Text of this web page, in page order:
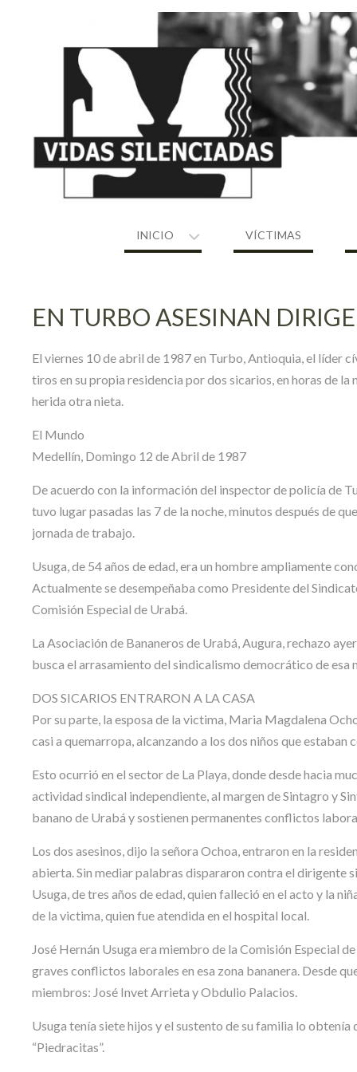
INICIO VÍCTIMAS
EN TURBO ASESINAN
El viernes 10 de abril de 1987 en Turbo, Antioquia, el líder
tiros en su propia residencia por dos sicarios, en horas de
herida otra nieta.
El Mundo
Medellín, Domingo 12 de Abril de 1987
De acuerdo con la información del inspector de policía de
tuvo lugar pasadas las 7 de la noche, minutos después de
jornada de trabajo.
Usuga, de 54 años de edad, era un hombre ampliamente
Actualmente se desempeñaba como Presidente del
Comisión Especial de Urabá.
La Asociación de Bananeros de Urabá, Augura, rechazo
busca el arrasamiento del sindicalismo democrático de
DOS SICARIOS ENTRARON A LA CASA
Por su parte, la esposa de la victima, Maria Magdalena
casi a quemarropa, alcanzando a los dos niños que estaban
Esto ocurrió en el sector de La Playa, donde desde hacia
actividad sindical independiente, al margen de Sintagro y
banano de Urabá y sostienen permanentes conflictos
Los dos asesinos, dijo la señora Ochoa, entraron en la
abierta. Sin mediar palabras dispararon contra el dirigente
Usuga, de tres años de edad, quien falleció en el acto y la
de la victima, quien fue atendida en el hospital local.
José Hernán Usuga era miembro de la Comisión Especial
graves conflictos laborales en esa zona bananera. Desde
miembros: José Invet Arrieta y Obdulio Palacios.
Usuga tenía siete hijos y el sustento de su familia lo
“Piedracitas”.